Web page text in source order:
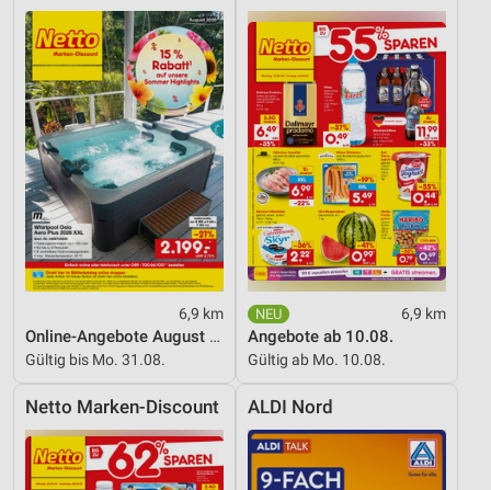
6,9 km
Online-Angebote August 2026
Gültig bis Mo. 31.08.
6,9 km
Angebote ab 10.08.
Gültig ab Mo. 10.08.
Netto Marken-Discount ALDI Nord